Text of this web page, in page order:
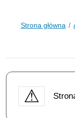
Strona główna